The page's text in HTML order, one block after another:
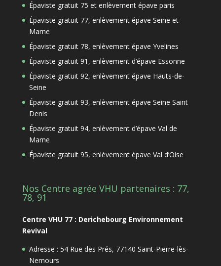
Épaviste gratuit 75 et enlèvement épave paris
Épaviste gratuit 77, enlèvement épave Seine et
Marne
Épaviste gratuit 78, enlèvement épave Yvelines
Épaviste gratuit 91, enlèvement d’épave Essonne
Épaviste gratuit 92, enlèvement épave Hauts-de-
Seine
Épaviste gratuit 93, enlèvement épave Seine Saint
Denis
Épaviste gratuit 94, enlèvement d’épave Val de
Marne
Épaviste gratuit 95, enlèvement épave Val d’Oise
Nos Centre agrée VHU partenaires : 77,
78, 91
Centre VHU 77 : Derichebourg Environnement
Revival
Adresse : 54 Rue des Prés, 77140 Saint-Pierre-lès-
Nemours